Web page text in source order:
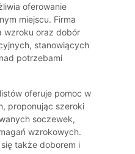
oferowanie
miejscu. Firma
wzroku oraz dobór
stanowiących
potrzebami
oferuje pomoc w
proponując szeroki
soczewek,
wzrokowych.
także doborem i